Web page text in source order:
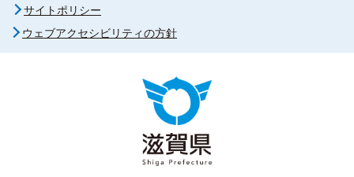
サイトポリシー
ウェブアクセシビリティの方針